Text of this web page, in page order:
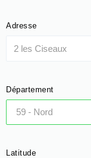
Adresse
Département
Latitude